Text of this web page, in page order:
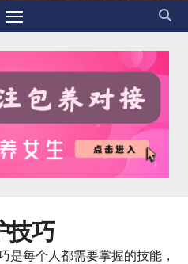
技巧
是每个人都需要掌握的技能，